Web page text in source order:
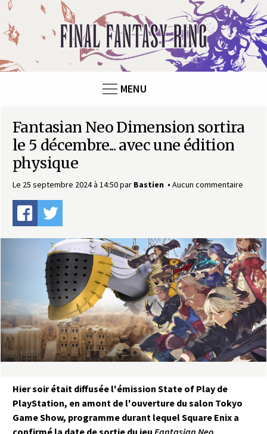
F
n
t
s
y
R
MENU
Fantasian Neo Dimension sortira
le 5 décembre... avec une édition
physique
Le 25 septembre 2024 à 14:50par Bastien Aucun commentaire
Hier soir était diffusée l'émission State of Play de
PlayStation, en amont de l'ouverture du salon Tokyo
Game Show, programme durant lequel Square Enix a
confirmé la date de sortie du jeu Fantasian Neo
Panneau de gestion des cookies